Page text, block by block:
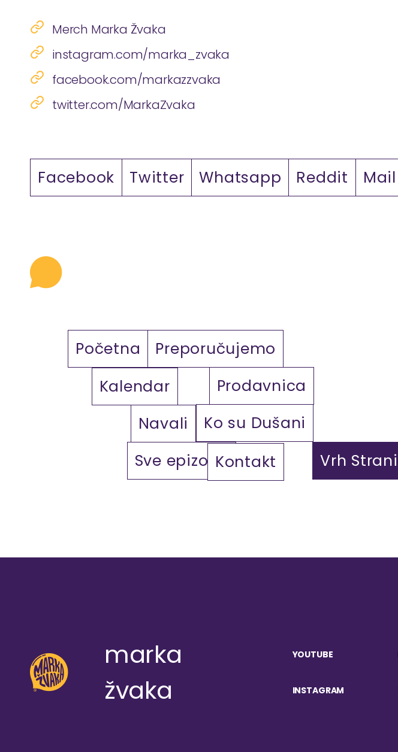
Merch Marka Žvaka
instagram.com/marka_zvaka
facebook.com/markazzvaka
twitter.com/MarkaZvaka
Facebook Twitter Whatsapp Reddit Mail
Početna
Preporučujemo
Kalendar
Prodavnica
Navali
Ko su Dušani
Sve epizodeKontakt Vrh
marka
žvaka
YOUTUBE
INSTAGRAM